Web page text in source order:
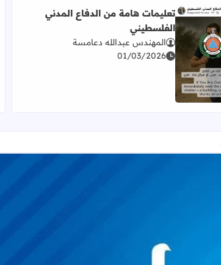
اقرأ المزيد عن تعليمات هامة من الدفاع المدني الفلسطيني
تعليمات هامة من الدفاع المدني
الفلسطيني
المهندس عبدالله دعامسة
01/03/2026